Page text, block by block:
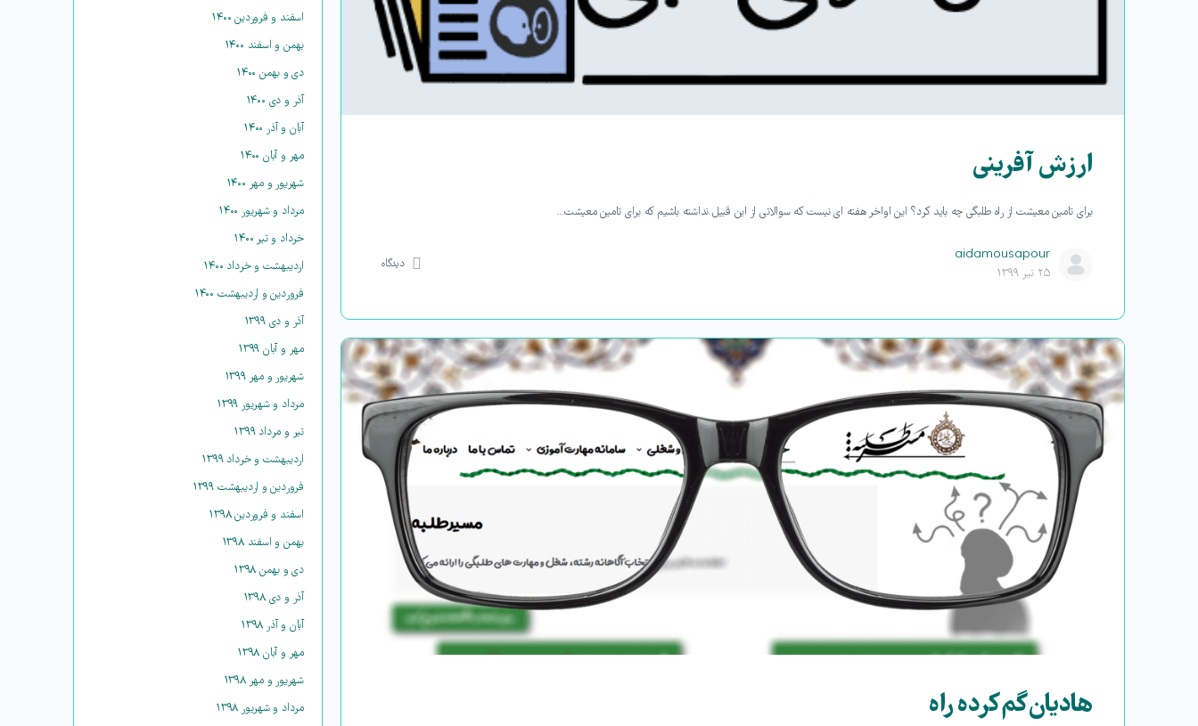
ارزش آفرینی
برای تامین معیشت از راه طلبگی چه باید کرد؟ این اواخر هفته ای نیست که سوالاتی از این قبیل نداشته باشیم که برای تامین معیشت…
aidamousapour
۲۵ تیر ۱۳۹۹
دیدگاه
هادیان گم کرده راه
اسفند و فروردین ۱۴۰۰
بهمن و اسفند ۱۴۰۰
دی و بهمن ۱۴۰۰
آذر و دی ۱۴۰۰
آبان و آذر ۱۴۰۰
مهر و آبان ۱۴۰۰
شهریور و مهر ۱۴۰۰
مرداد و شهریور ۱۴۰۰
خرداد و تیر ۱۴۰۰
اردیبهشت و خرداد ۱۴۰۰
فروردین و اردیبهشت ۱۴۰۰
آذر و دی ۱۳۹۹
مهر و آبان ۱۳۹۹
شهریور و مهر ۱۳۹۹
مرداد و شهریور ۱۳۹۹
تیر و مرداد ۱۳۹۹
اردیبهشت و خرداد ۱۳۹۹
فروردین و اردیبهشت ۱۳۹۹
اسفند و فروردین ۱۳۹۸
بهمن و اسفند ۱۳۹۸
دی و بهمن ۱۳۹۸
آذر و دی ۱۳۹۸
آبان و آذر ۱۳۹۸
مهر و آبان ۱۳۹۸
شهریور و مهر ۱۳۹۸
مرداد و شهریور ۱۳۹۸